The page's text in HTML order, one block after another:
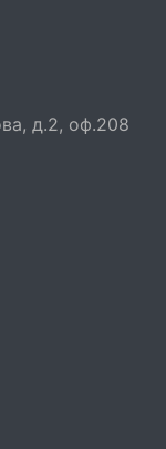
д.2, оф.208